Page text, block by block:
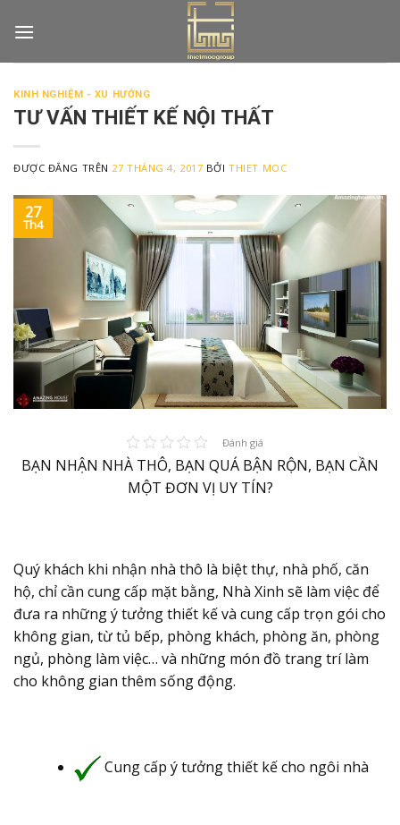
KINH NGHIỆM - XU HƯỚNG
TƯ VẤN THIẾT KẾ NỘI THẤT
ĐƯỢC ĐĂNG TRÊN 27 THÁNG 4, 2017 BỞITHIET MOC
27
Th4
Đánh giá
BẠN NHẬN NHÀ THÔ, BẠN QUÁ BẬN RỘN, BẠN CẦN
MỘT ĐƠN VỊ UY TÍN?
Quý khách khi nhận nhà thô là biệt thự, nhà phố, căn
hộ, chỉ cần cung cấp mặt bằng, Nhà Xinh sẽ làm việc để
đưa ra những ý tưởng thiết kế và cung cấp trọn gói cho
không gian, từ tủ bếp, phòng khách, phòng ăn, phòng
ngủ, phòng làm việc… và những món đồ trang trí làm
cho không gian thêm sống động.
Cung cấp ý tưởng thiết kế cho ngôi nhà